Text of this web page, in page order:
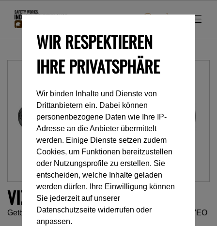
VIZIR SHADOW VOR 2019
Getönter Augenschutz für die Helme VERTEX und ALVEO
WIR RESPEKTIEREN
IHRE PRIVATSPHÄRE
Wir binden Inhalte und Dienste von
Drittanbietern ein. Dabei können
personenbezogene Daten wie Ihre IP-
Adresse an die Anbieter übermittelt
werden. Einige Dienste setzen zudem
Cookies, um Funktionen bereitzustellen
oder Nutzungsprofile zu erstellen. Sie
entscheiden, welche Inhalte geladen
werden dürfen. Ihre Einwilligung können
Sie jederzeit auf unserer
Datenschutzseite widerrufen oder
anpassen.